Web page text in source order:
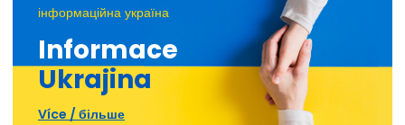
інформаційна україна
Informace
Ukrajina
Více / більше